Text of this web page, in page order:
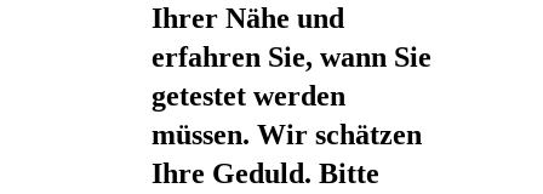
Ihrer Nähe und
erfahren Sie, wann Sie
getestet werden
müssen. Wir schätzen
Ihre Geduld. Bitte